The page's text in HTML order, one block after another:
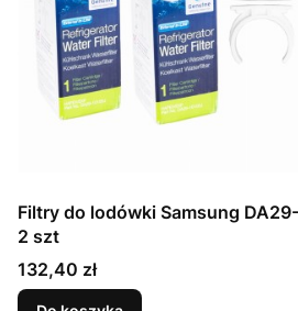
Filtry do lodówki Samsung
2 szt
Cena
132,40 zł